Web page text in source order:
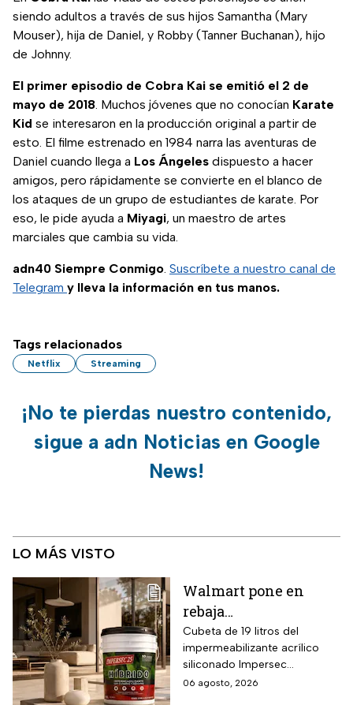
siendo adultos a través de sus hijos Samantha (Mary
Mouser), hija de Daniel, y Robby (Tanner Buchanan), hijo
de Johnny.
El primer episodio de Cobra Kai se emitió el 2 de
mayo de 2018. Muchos jóvenes que no conocían Karate
Kid se interesaron en la producción original a partir de
esto. El filme estrenado en 1984 narra las aventuras de
Daniel cuando llega a Los Ángeles dispuesto a hacer
amigos, pero rápidamente se convierte en el blanco de
los ataques de un grupo de estudiantes de karate. Por
eso, le pide ayuda a Miyagi, un maestro de artes
marciales que cambia su vida.
adn40 Siempre Conmigo. Suscríbete a nuestro canal de
Telegram y lleva la información en tus manos.
Tags relacionados
Netflix Streaming
¡No te pierdas nuestro contenido,
sigue a adn Noticias en Google
News!
LO MÁS VISTO
Walmart pone en
rebaja
impermeabilizante
ecológico Impersec 10
años con caucho
reciclado de 19 litros
Cubeta de 19 litros del
impermeabilizante acrílico
siliconado Impersec
formulado con hasta 60 por
06 agosto, 2026